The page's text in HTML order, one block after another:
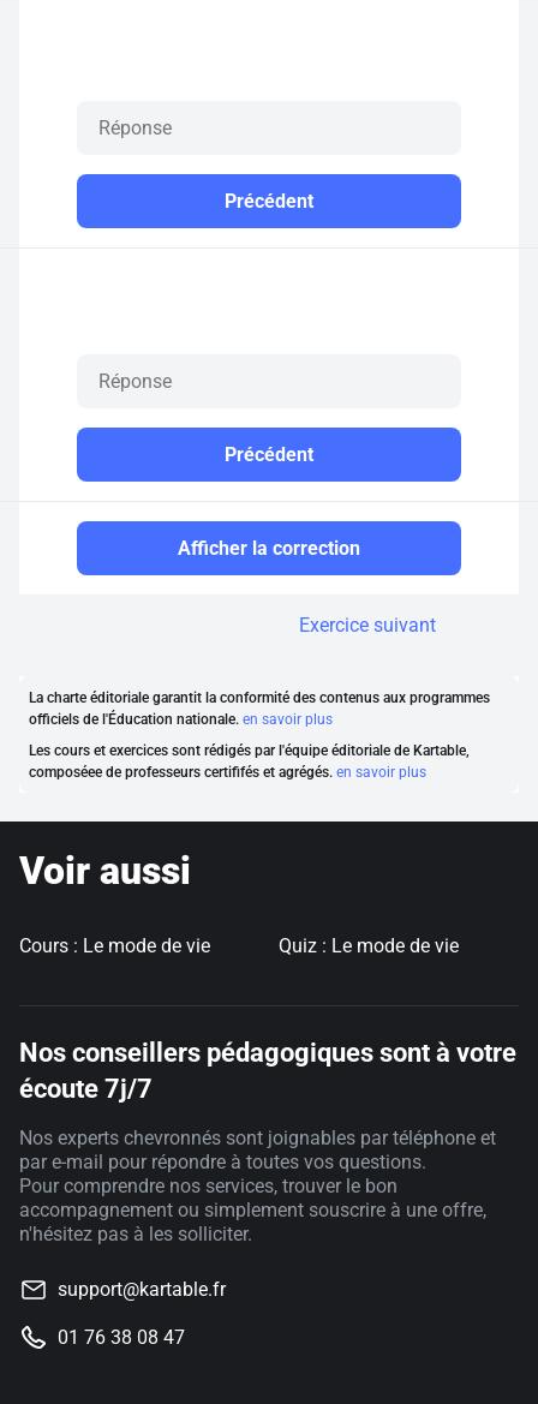
Précédent
Précédent
Afficher la correction
Exercice suivant
La charte éditoriale garantit la conformité des contenus aux programmes
officiels de l'Éducation nationale. en savoir plus
Les cours et exercices sont rédigés par l'équipe éditoriale de Kartable,
composéee de professeurs certififés et agrégés. en savoir plus
Voir aussi
Cours : Le mode de vie Quiz : Le mode de vie
Nos conseillers pédagogiques sont à votre
écoute 7j/7
Nos experts chevronnés sont joignables par téléphone et
par e-mail pour répondre à toutes vos questions.
Pour comprendre nos services, trouver le bon
accompagnement ou simplement souscrire à une offre,
n'hésitez pas à les solliciter.
support@kartable.fr
01 76 38 08 47